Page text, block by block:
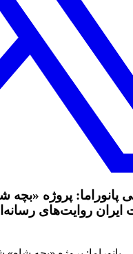
پانوراما: پروژه
ایران روایت‌های